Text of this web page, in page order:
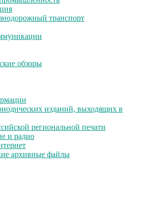
транспорт
обзоры
изданий, выходящих в
региональной печати
и радио
архивные файлы